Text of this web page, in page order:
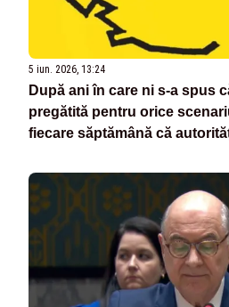
5 iun. 2026, 13:24
După ani în care ni s-a spus
pregătită pentru orice
fiecare săptămână că